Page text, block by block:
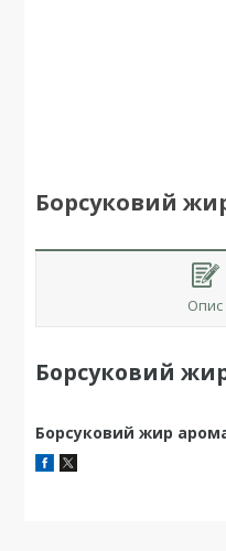
Борсуковий
Опис
Борсуковий
Борсуковий жир